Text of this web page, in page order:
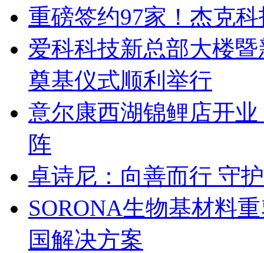
重磅签约97家！杰克
爱科科技新总部大楼
奠基仪式顺利举行
意尔康西湖锦鲤店开
阵
卓诗尼：向善而行 守
SORONA生物基材料
国解决方案